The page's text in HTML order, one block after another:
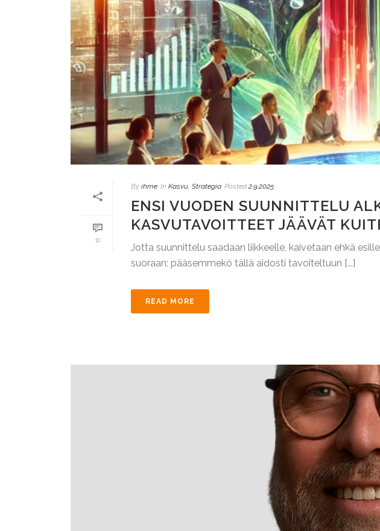
0
By ihme In Kasvu, Strategia Posted 2.9.2025
ENSI VUODEN SUUNNITTELU
KASVUTAVOITTEET JÄÄVÄT
Jotta suunnittelu saadaan liikkeelle, kaivetaan ehkä
suoraan: pääsemmekö tällä aidosti tavoiteltuun [...]
READ MORE